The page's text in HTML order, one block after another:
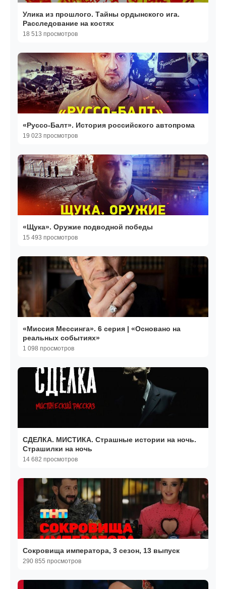
Улика из прошлого. Тайны ордынского ига.
Расследование на костях
18 513 просмотров
«Руссо-Балт». История российского автопрома
19 023 просмотров
«Щука». Оружие подводной победы
15 493 просмотров
«Миссия Мессинга». 6 серия | «Основано на
реальных событиях»
1 098 просмотров
СДЕЛКА. МИСТИКА. Страшные истории на ночь.
Страшилки на ночь
14 682 просмотров
Сокровища императора, 3 сезон, 13 выпуск
290 855 просмотров